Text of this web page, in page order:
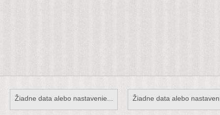
Žiadne data alebo nastavenie... Žiadne data alebo